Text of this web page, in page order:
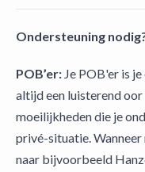
Ondersteuning
POB’er: Je POB'er is
altijd een luisterend
moeilijkheden die je
privé-situatie.
naar bijvoorbeeld